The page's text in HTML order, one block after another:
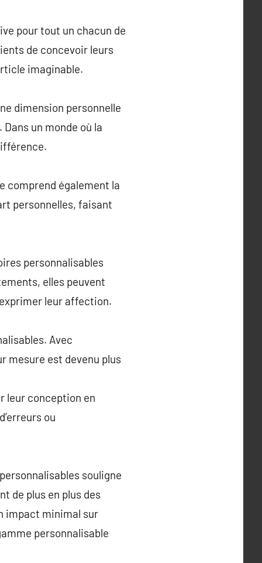
pour tout un chacun de
de concevoir leurs
imaginable.
dimension personnelle
un monde où la
comprend également la
personnelles, faisant
personnalisables
elles peuvent
leur affection.
Avec
mesure est devenu plus
leur conception en
ou
souligne
de plus en plus des
impact minimal sur
personnalisable